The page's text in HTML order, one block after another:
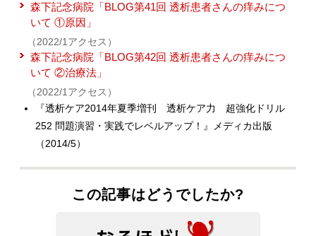
森下記念病院「BLOG第41回 透析患者さんの痒みにつ
いて ①原因」
（2022/1アクセス）
森下記念病院「BLOG第42回 透析患者さんの痒みにつ
いて ②治療法」
（2022/1アクセス）
『透析ケア2014年夏季増刊 透析ケア力 超強化ドリル
252 問題演習・実践でレベルアップ！』メディカ出版
（2014/5）
この記事はどうでしたか?